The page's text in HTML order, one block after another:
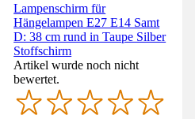
Lampenschirm für
Hängelampen E27 E14 Samt
D: 38 cm rund in Taupe Silber
Stoffschirm
Artikel wurde noch nicht
bewertet.